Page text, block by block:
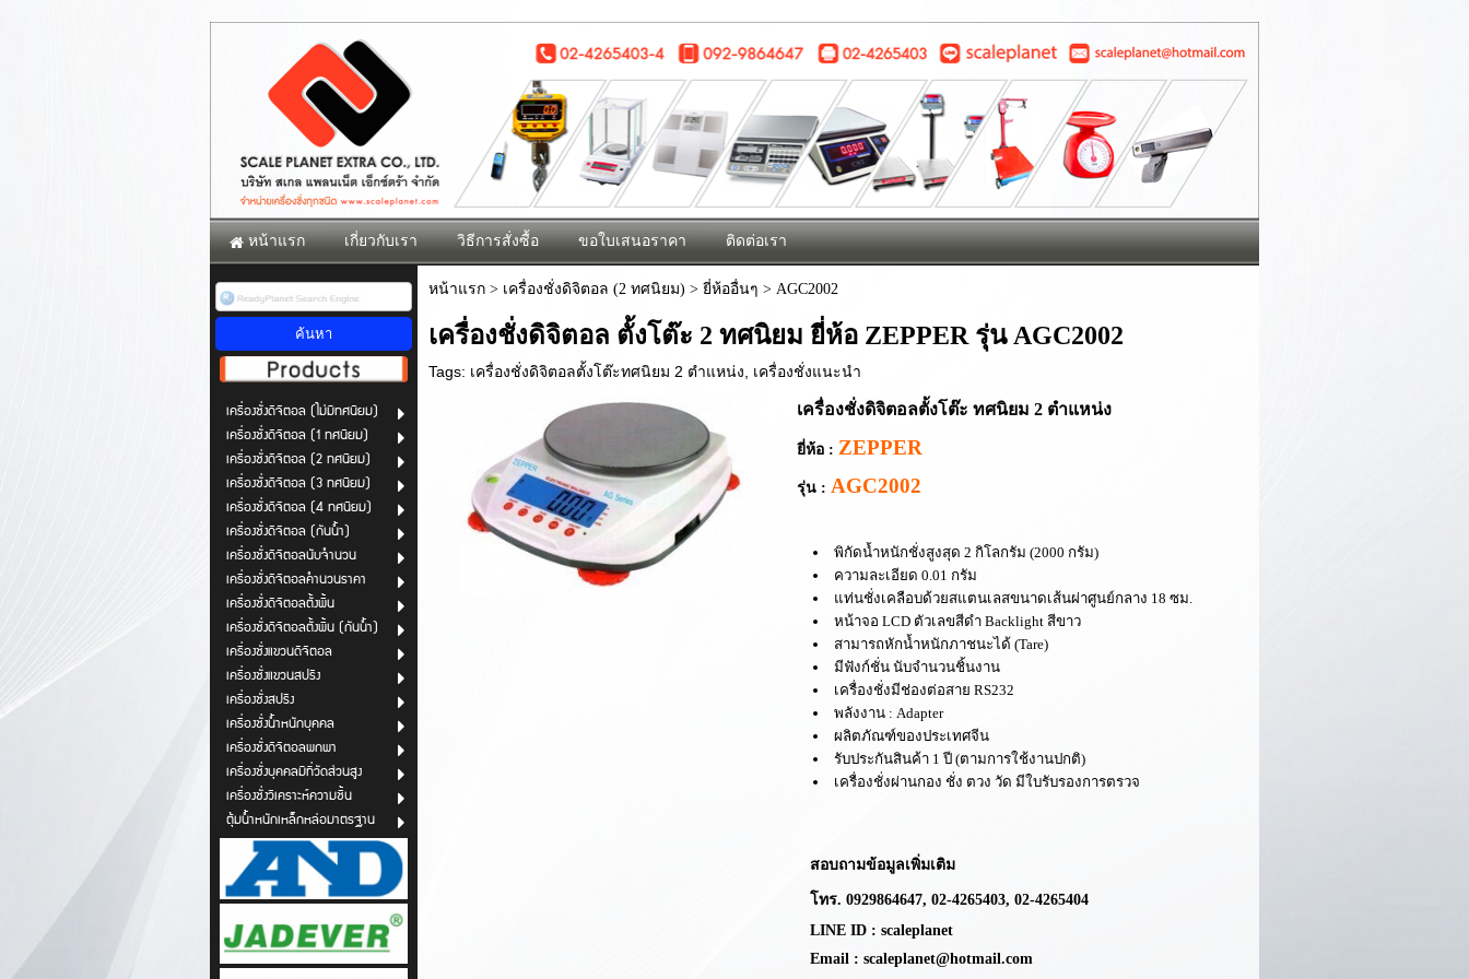
หน้าแรก เกี่ยวกับเรา วิธีการสั่งซื้อ ขอใบเสนอราคา ติดต่อเรา
เครื่องชั่งดิจิตอล (ไม่มีทศนิยม)
เครื่องชั่งดิจิตอล (1 ทศนิยม)
เครื่องชั่งดิจิตอล (2 ทศนิยม)
เครื่องชั่งดิจิตอล (3 ทศนิยม)
เครื่องชั่งดิจิตอล (4 ทศนิยม)
เครื่องชั่งดิจิตอล (กันน้ำ)
เครื่องชั่งดิจิตอลนับจำนวน
เครื่องชั่งดิจิตอลคำนวนราคา
เครื่องชั่งดิจิตอลตั้งพื้น
เครื่องชั่งดิจิตอลตั้งพื้น (กันน้ำ)
เครื่องชั่งแขวนดิจิตอล
เครื่องชั่งแขวนสปริง
เครื่องชั่งสปริง
เครื่องชั่งน้ำหนักบุคคล
เครื่องชั่งดิจิตอลพกพา
เครื่องชั่งบุคคลมีที่วัดส่วนสูง
เครื่องชั่งวิเคราะห์ความชื้น
ตุ้มน้ำหนักเหล็กหล่อมาตรฐาน
หน้าแรก> เครื่องชั่งดิจิตอล (2 ทศนิยม) > ยี่ห้ออื่นๆ > AGC2002
เครื่องชั่งดิจิตอล ตั้งโต๊ะ 2 ทศนิยม ยี่ห้อ ZEPPER รุ่น AGC2002
Tags: เครื่องชั่งดิจิตอลตั้งโต๊ะทศนิยม 2 ตำแหน่ง เครื่องชั่งแนะนำ
เครื่องชั่งดิจิตอลตั้งโต๊ะทศนิยม 2 ตำแหน่ง
ยี่ห้อ : ZEPPER
รุ่น : AGC2002
พิกัดน้ำหนักชั่งสูงสุด 2 กิโลกรัม (2000 กรัม)
ความละเอียด 0.01 กรัม
แท่นชั่งเคลือบด้วยสแตนเลสขนาดเส้นผ่าศูนย์กลาง 18 ซม.
หน้าจอLCD ตัวเลขสีดำBacklight สีขาว
สามารถหักน้ำหนักภาชนะได้ (Tare)
มีฟังก์ชั่น นับจำนวนชิ้นงาน
เครื่องชั่งมีช่องต่อสาย RS232
พลังงาน :Adapter
ผลิตภัณฑ์ของประเทศจีน
รับประกันสินค้า 1 ปี(ตามการใช้งานปกติ)
เครื่องชั่งผ่านกอง ชั่ง ตวง วัด มีใบรับรองการตรวจ
สอบถามข้อมูลเพิ่มเติม
โทร.0929864647,02-4265403, 02-4265404
LINE ID : scaleplanet
Email : scaleplanet@hotmail.com